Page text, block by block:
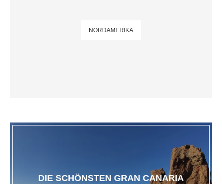
NORDAMERIKA
DIE SCHÖNSTEN GRAN CANARIA